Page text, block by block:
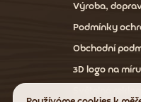
Výroba,
Podmínky
Obchodní
3D logo na